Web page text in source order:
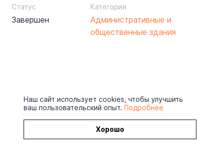
Статус
Завершен
Категория
Административные и
общественные здания
Наш сайт использует cookies, чтобы улучшить
ваш пользовательский опыт. Подробнее
Хорошо